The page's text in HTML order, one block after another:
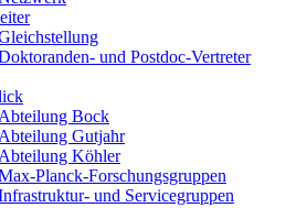
und Postdoc-Vertreter
Abteilung Bock
Abteilung Gutjahr
Abteilung Köhler
Planck-Forschungsgruppen
und Servicegruppen